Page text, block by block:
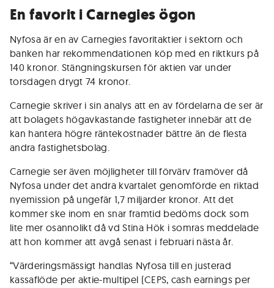
En favorit i Carnegies ögon
Nyfosa är en av Carnegies favoritaktier i sektorn och
banken har rekommendationen köp med en riktkurs på
140 kronor. Stängningskursen för aktien var under
torsdagen drygt 74 kronor.
Carnegie skriver i sin analys att en av fördelarna de ser är
att bolagets högavkastande fastigheter innebär att de
kan hantera högre räntekostnader bättre än de flesta
andra fastighetsbolag.
Carnegie ser även möjligheter till förvärv framöver då
Nyfosa under det andra kvartalet genomförde en riktad
nyemission på ungefär 1,7 miljarder kronor. Att det
kommer ske inom en snar framtid bedöms dock som
lite mer osannolikt då vd Stina Hök i somras meddelade
att hon kommer att avgå senast i februari nästa år.
“Värderingsmässigt handlas Nyfosa till en justerad
kassaflöde per aktie-multipel (CEPS, cash earnings per